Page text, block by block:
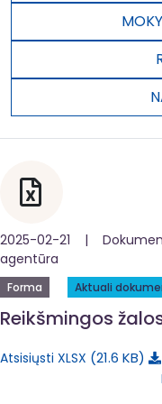
2025-02-21 |
agentūra
Forma Aktuali
Reikšmingos
Atsisiųsti XLSX 21.6 KB